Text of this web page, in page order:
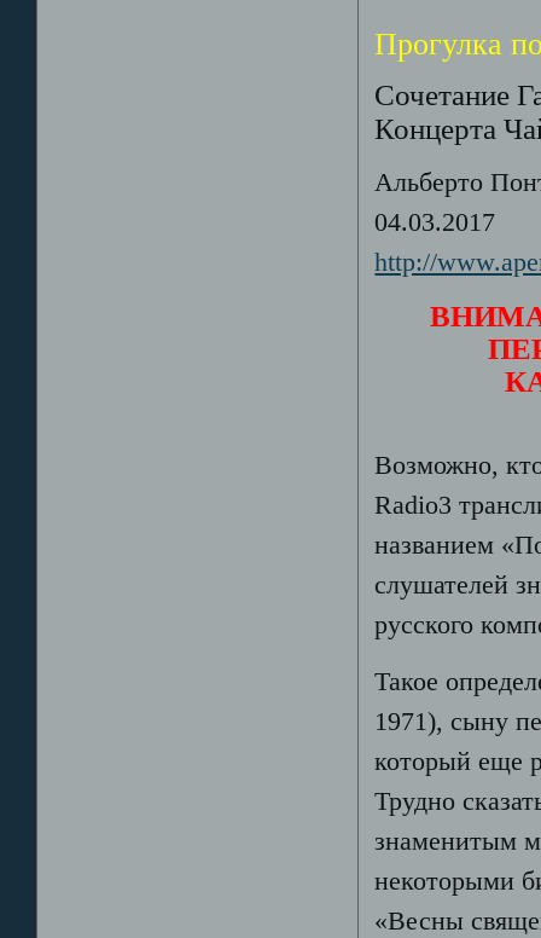
Прогулка
Сочетание
Концерта
Альберто
04.03.2017
http://
Возможно,
Radio3
названием
слушателей
русского
Такое
1971), сыну
который еще
Трудно
знаменитым
некоторыми
«Весны